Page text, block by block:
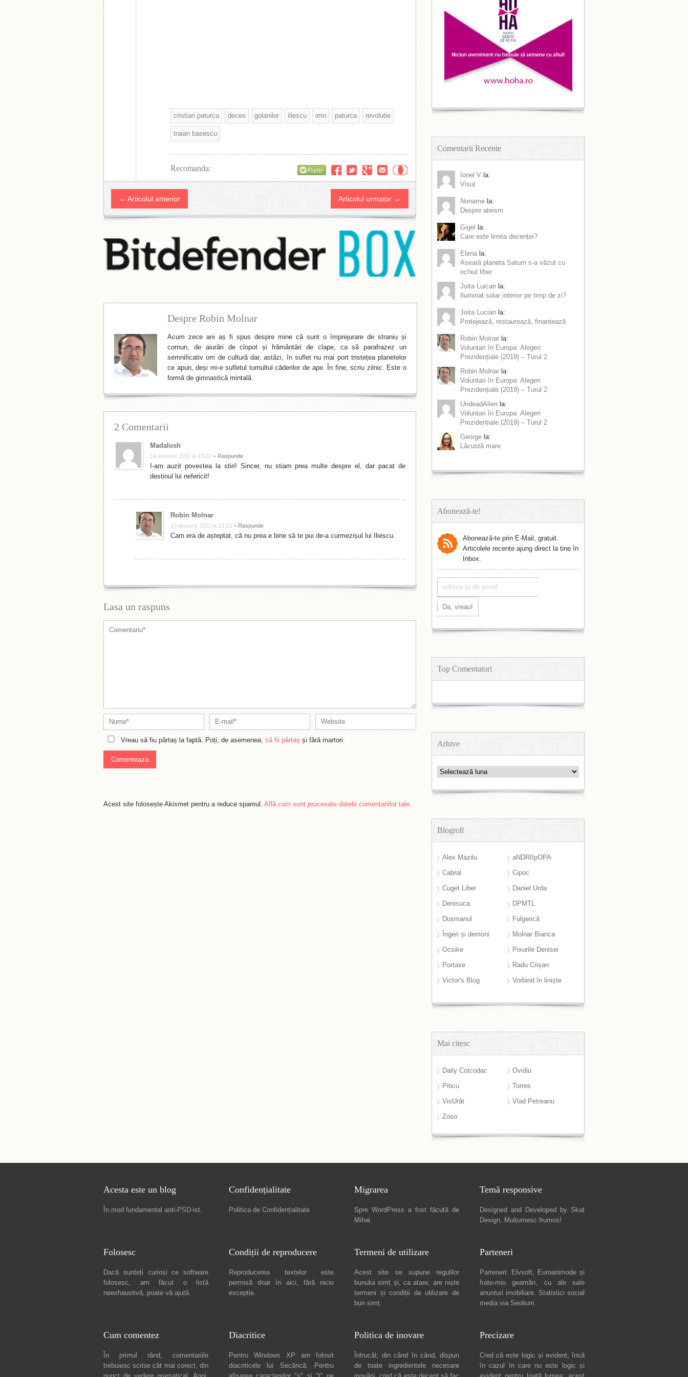
cristian paturca deces golanilor iliescu imn paturca revolutie
traian basescu
Recomanda:
← Articolul anterior Articolul urmator →
Despre Robin Molnar
Acum zece ani aș fi spus despre mine că sunt o împrejurare de straniu și
comun, de aiurări de clopot și frământări de clape, ca să parafrazez un
semnificativ om de cultură dar, astăzi, în suflet nu mai port tristețea planetelor
ce apun, deși mi-e sufletul tumultul căderilor de ape. În fine, scriu zilnic. Este o
formă de gimnastică mintală.
2 Comentarii
Madalush
19 ianuarie 2011 la 13:02 - Raspunde
I-am auzit povestea la stiri! Sincer, nu stiam prea multe despre el, dar pacat de
destinul lui nefericit!
Robin Molnar
19 ianuarie 2011 la 13:13 - Raspunde
Cam era de așteptat, că nu prea e bine să te pui de-a curmezișul lui Iliescu.
Lasa un raspuns
Vreau să fiu părtaș la faptă. Poți, de asemenea, să fii părtaș și fără martori.
Acest site folosește Akismet pentru a reduce spamul. Află cum sunt procesate datele comentariilor tale.
Comentarii Recente
Ionel V la:
Visul
Noname la:
Despre ateism
Gigel
la:
Care este limita decenței?
Elena la:
Aseară planeta Saturn s-a văzut cu
ochiul liber
Joita Luican la:
Iluminat solar interior pe timp de zi?
Joita Lucian la:
Protejează, restaurează, finanțează
Robin Molnar la:
Voluntari în Europa: Alegeri
Prezidențiale (2019) – Turul 2
Robin Molnar la:
Voluntari în Europa: Alegeri
Prezidențiale (2019) – Turul 2
UndeadAlien la:
Voluntari în Europa: Alegeri
Prezidențiale (2019) – Turul 2
George la:
Lăcustă mare
Abonează-te!
Abonează-te prin E-Mail, gratuit.
Articolele recente ajung direct la tine în
Inbox.
Top Comentatori
Arhive
Arhive
Blogroll
Alex Mazilu
aNDRIIpOPA
Cabral
Cipoc
Cuget Liber
Daniel Urda
Denisuca
DPMTL
Dușmanul
Fulgerică
Îngeri și demoni
Molnar Bianca
Ocsike
Pixurile Denisei
Portase
Radu Crișan
Victor's Blog
Vorbind în liniște
Mai citesc
Daily Cotcodac
Ovidiu
Piticu
Torres
VisUrât
Vlad Petreanu
Zoso
Acesta este un blog
În mod fundamental anti-PSD-ist.
Confidențialitate
Politica de Confidențialitate
Migrarea
Spre WordPress a fost făcută de
Mihai.
Temă responsive
Designed and Developed by Skat
Design. Mulțumesc frumos!
Folosesc
Dacă sunteți curioși ce software
folosesc, am făcut o listă
neexhaustivă, poate vă ajută.
Condiții de reproducere
Reproducerea textelor este
permisă doar în aici, fără nicio
excepție.
Termeni de utilizare
Acest site se supune regulilor
bunului simț și, ca atare, are niște
termeni și condiții de utilizare de
bun simț.
Parteneri
Parteneri: Elvsoft, Euroanimode și
frate-mio geamăn, cu ale sale
anunturi imobiliare. Statistici social
media via Seolium.
Cum comentez
În primul rând, comentariile
trebuiesc scrise cât mai corect, din
Diacritice
Pentru Windows XP am folosit
diacriticele lui Secărică. Pentru
Politica de inovare
Întrucât, din când în când, dispun
de toate ingredientele necesare
Precizare
Cred că este logic și evident, însă
în cazul în care nu este logic și